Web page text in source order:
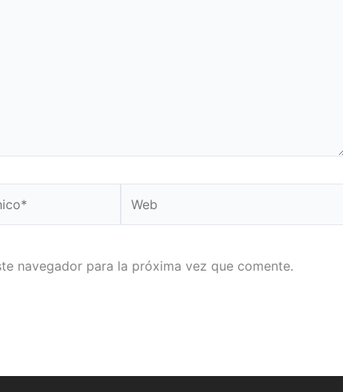
navegador para la próxima vez que comente.